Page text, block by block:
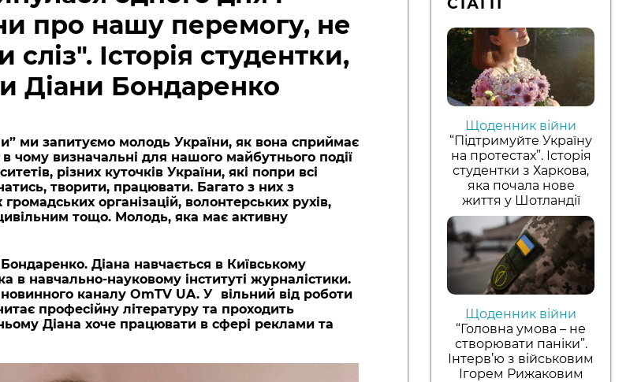
про нашу перемогу, не
Історія студентки,
Діани Бондаренко
ми запитуємо молодь України, як вона сприймає
чому визначальні для нашого майбутнього події
різних куточків України, які попри всі
творити, працювати. Багато з них з
організацій, волонтерських рухів,
тощо. Молодь, яка має активну
Діана навчається в Київському
в навчально-науковому інституті журналістики.
каналу OmTV UA. У вільний від роботи
професійну літературу та проходить
Діана хоче працювати в сфері реклами та
Щоденник війни
“Підтримуйте Україну
на протестах”. Історія
студентки з Харкова,
яка почала нове
життя у Шотландії
Щоденник війни
“Головна умова – не
створювати паніки”.
Інтерв’ю з військовим
Ігорем Рижаковим